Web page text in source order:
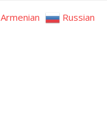
Armenian Russian